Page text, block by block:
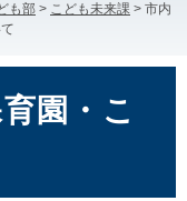
も部 > こども未来課 > 市内
園・こ